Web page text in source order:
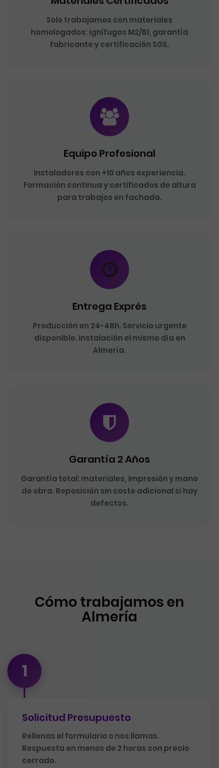
Solo trabajamos con materiales
homologados: ignífugos M2/B1, garantía
fabricante y certificación SGS.
Equipo Profesional
Instaladores con +10 años experiencia.
Formación continua y certificados de altura
para trabajos en fachada.
Entrega Exprés
Producción en 24-48h. Servicio urgente
disponible. Instalación el mismo día en
Almería.
Garantía 2 Años
Garantía total: materiales, impresión y mano
de obra. Reposición sin coste adicional si hay
defectos.
Cómo trabajamos en
Almería
1
Solicitud Presupuesto
Rellenas el formulario o nos llamas.
Respuesta en menos de 2 horas con precio
cerrado.